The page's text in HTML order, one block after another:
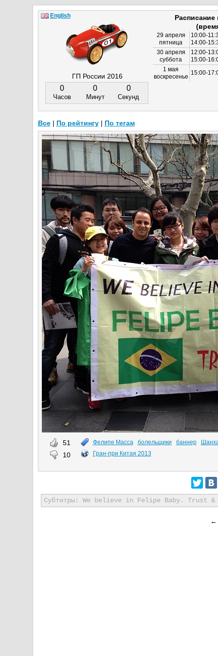
51
10
Фелипе Масса болельщики баннер
Гран-при Китая 2013
Субтитры: We believe in Felipe Baby. Trust &
ГП России 2016
0
Часов
0
Минут
0
Секунд
29 апреля
пятница
10:00-
14:00-
30 апреля
суббота
12:00-
15:00-
1 мая
воскресенье
15:00-
English
Все| По рейтингу| По тегам